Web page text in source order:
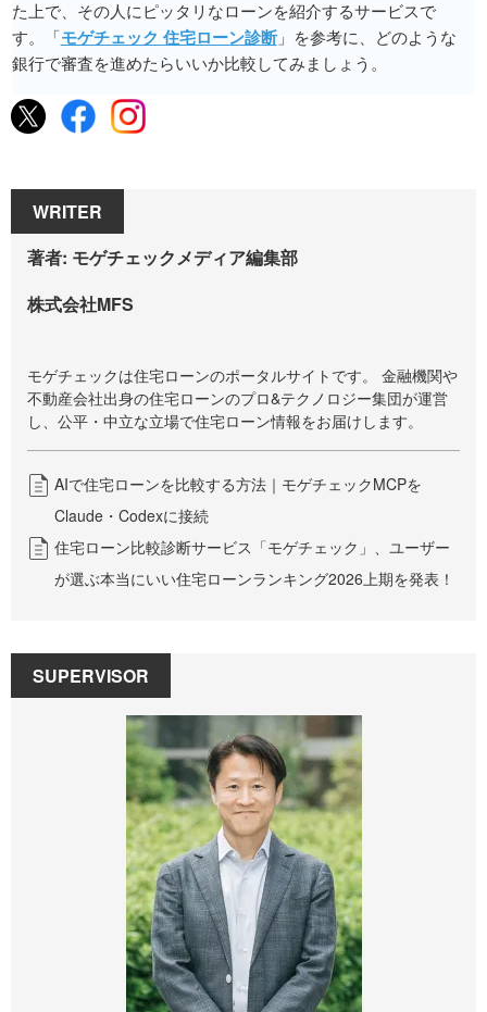
た上で、その人にピッタリなローンを紹介するサービスで
す。「モゲチェック 住宅ローン診断」を参考に、どのような
銀行で審査を進めたらいいか比較してみましょう。
WRITER
著者: モゲチェックメディア編集部
株式会社MFS
モゲチェックは住宅ローンのポータルサイトです。 金融機関や
不動産会社出身の住宅ローンのプロ&テクノロジー集団が運営
し、公平・中立な立場で住宅ローン情報をお届けします。
AIで住宅ローンを比較する方法｜モゲチェックMCPを
Claude・Codexに接続
住宅ローン比較診断サービス「モゲチェック」、ユーザー
が選ぶ本当にいい住宅ローンランキング2026上期を発表！
SUPERVISOR